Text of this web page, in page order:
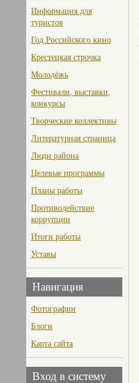
Информация для
туристов
Год Российского кино
Крестецкая строчка
Молодёжь
Фестивали, выставки,
конкурсы
Творческие коллективы
Литературная страница
Люди района
Целевые программы
Планы работы
Противодействие
коррупции
Итоги работы
Уставы
Навигация
Фотографии
Блоги
Карта сайта
Вход в систему